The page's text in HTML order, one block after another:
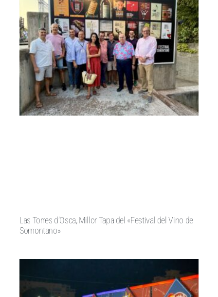
Las Torres d’Osca, Millor Tapa del «Festival del Vino de
Somontano»